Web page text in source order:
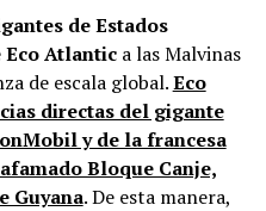
de Estados
Eco Atlantica las Malvinas
de escala global.Eco
directas del gigante
y de la francesa
Bloque Canje,
Guyana. De esta manera,